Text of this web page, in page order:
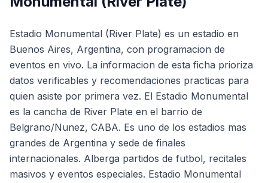
Estadio Monumental (River Plate) es un estadio en
Buenos Aires, Argentina, con programacion de
eventos en vivo. La informacion de esta ficha prioriza
datos verificables y recomendaciones practicas para
quien asiste por primera vez. El Estadio Monumental
es la cancha de River Plate en el barrio de
Belgrano/Nunez, CABA. Es uno de los estadios mas
grandes de Argentina y sede de finales
internacionales. Alberga partidos de futbol, recitales
masivos y eventos especiales. Estadio Monumental